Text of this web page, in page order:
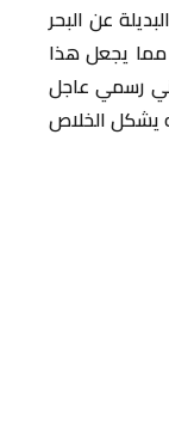
عن البحر
مما يجعل هذا
رسمي عاجل
يشكل الخلاص